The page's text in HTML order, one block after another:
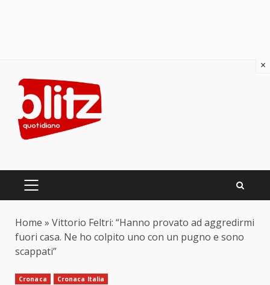
content
PRIMARY
Home » Vittorio Feltri: “Hanno provato ad aggredirmi
fuori casa. Ne ho colpito uno con un pugno e sono
scappati”
Cronaca Cronaca Italia
×